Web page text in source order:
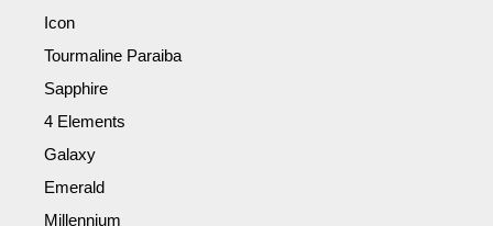
Icon
Tourmaline Paraiba
Sapphire
4 Elements
Galaxy
Emerald
Millennium